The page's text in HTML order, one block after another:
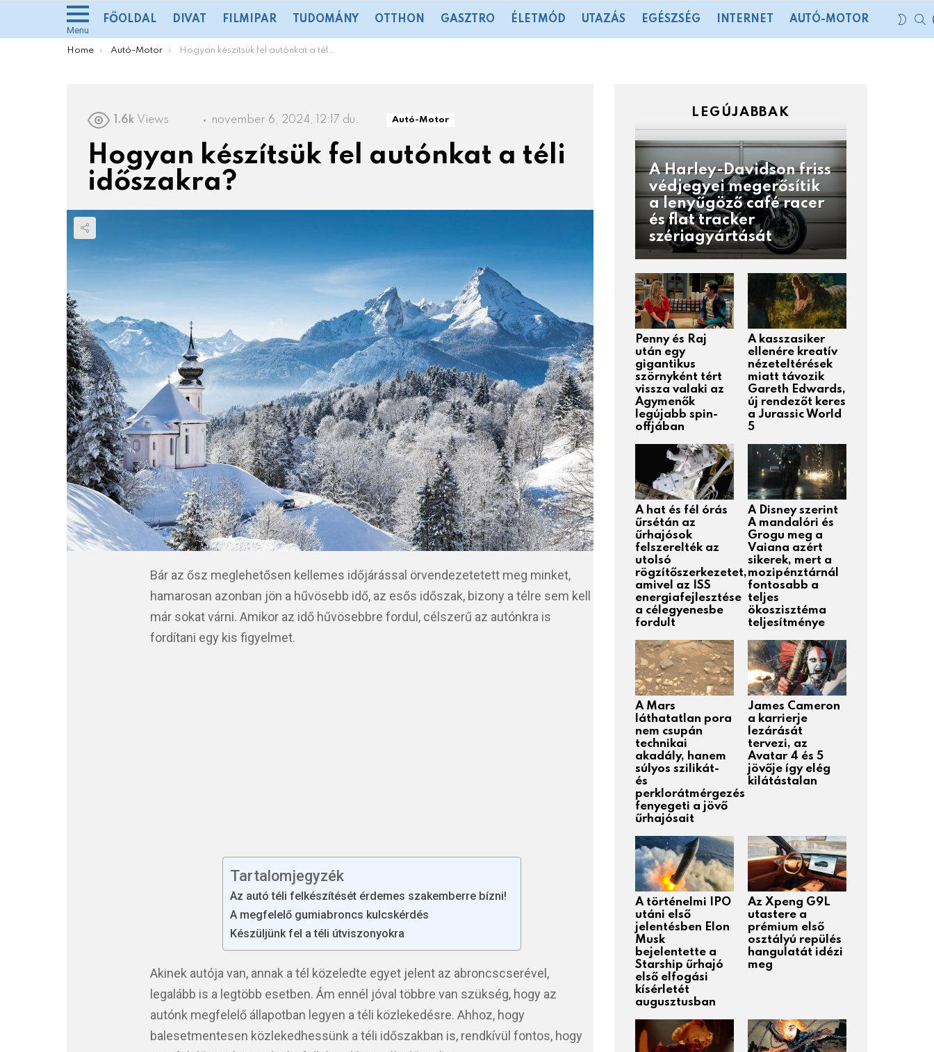
Menu
FŐOLDAL DIVAT FILMIPAR TUDOMÁNY OTTHON GASZTRO ÉLETMÓD UTAZÁS EGÉSZSÉG INTERNET AUTÓ-MOTOR
You are here:
Home Autó-Motor Hogyan készítsük fel autónkat a téli időszakra?
1.6k Views november 6, 2024, 12:17 du. Autó-Motor
Hogyan készítsük fel autónkat a téli
időszakra?
Bár az ősz meglehetősen kellemes időjárással örvendezetetett meg minket,
hamarosan azonban jön a hűvösebb idő, az esős időszak, bizony a télre sem kell
már sokat várni. Amikor az idő hűvösebbre fordul, célszerű az autónkra is
fordítani egy kis figyelmet.
Tartalomjegyzék
Az autó téli felkészítését érdemes szakemberre bízni!
A megfelelő gumiabroncs kulcskérdés
Készüljünk fel a téli útviszonyokra
Akinek autója van, annak a tél közeledte egyet jelent az abroncscserével,
legalább is a legtöbb esetben. Ám ennél jóval többre van szükség, hogy az
autónk megfelelő állapotban legyen a téli közlekedésre. Ahhoz, hogy
balesetmentesen közlekedhessünk a téli időszakban is, rendkívül fontos, hogy
LEGÚJABBAK
A Harley-Davidson friss
védjegyei megerősítik
a lenyűgöző café racer
és flat tracker
szériagyártását
Penny és Raj
után egy
gigantikus
szörnyként tért
vissza valaki az
Agymenők
legújabb spin-
offjában
A kasszasiker
ellenére kreatív
nézeteltérések
miatt távozik
Gareth Edwards,
új rendezőt keres
a Jurassic World
5
A hat és fél órás
űrsétán az
űrhajósok
felszerelték az
utolsó
rögzítőszerkezetet,
amivel az ISS
energiafejlesztése
a célegyenesbe
fordult
A Disney szerint
A mandalóri és
Grogu meg a
Vaiana azért
sikerek, mert a
mozipénztárnál
fontosabb a
teljes
ökoszisztéma
teljesítménye
A Mars
láthatatlan pora
nem csupán
technikai
akadály, hanem
súlyos szilikát-
és
perklorátmérgezés
fenyegeti a jövő
űrhajósait
James Cameron
a karrierje
lezárását
tervezi, az
Avatar 4 és 5
jövője így elég
kilátástalan
A történelmi IPO
utáni első
jelentésben Elon
Musk
bejelentette a
Starship űrhajó
első elfogási
kísérletét
augusztusban
Az Xpeng G9L
utastere a
prémium első
osztályú repülés
hangulatát idézi
meg